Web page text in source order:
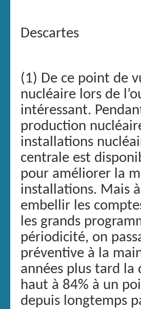
Descartes
(1) De ce point de
nucléaire lors de
intéressant.
production
installations
centrale est
pour améliorer la
installations. Mais
embellir les
les grands
périodicité, on
préventive à la
années plus tard la
haut à 84% à un
depuis longtemps